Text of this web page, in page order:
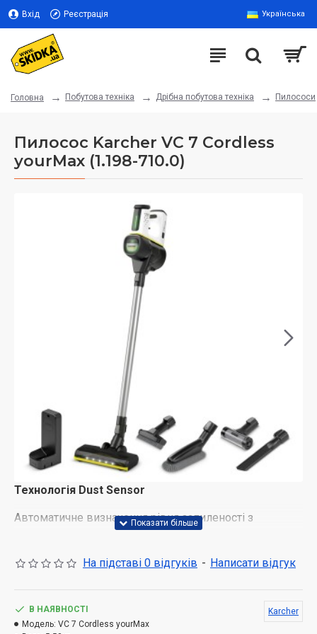
Вхід Реєстрація Українська
Головна Побутова техніка Дрібна побутова техніка Пилососи
Пилосос Karcher VC 7 Cordless
yourMax (1.198-710.0)
Технологія Dust Sensor
Автоматичне визначення рівня запиленості з
регулюванням потужності залежно від нього.
регулюванню потужності. Дуже легке прибирання.
Потужний акумулятор напругою 25,2 В оптимально
На підставі 0 відгуків - Написати відгук
В НАЯВНОСТІ
Модель: VC 7 Cordless yourMax
Karcher